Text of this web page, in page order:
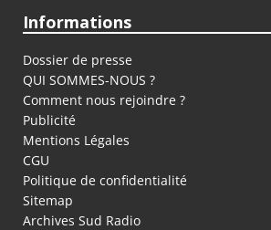
Informations
Dossier de presse
QUI SOMMES-NOUS ?
Comment nous rejoindre ?
Publicité
Mentions Légales
CGU
Politique de confidentialité
Sitemap
Archives Sud Radio